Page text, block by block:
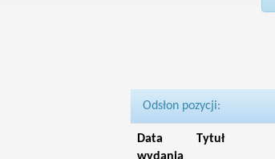
Odsłon pozycji:
Data
Tytuł